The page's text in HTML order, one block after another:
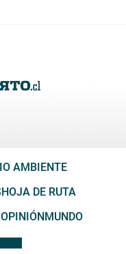
AMBIENTE
HOJA DE RUTA
OPINIÓN MUNDO